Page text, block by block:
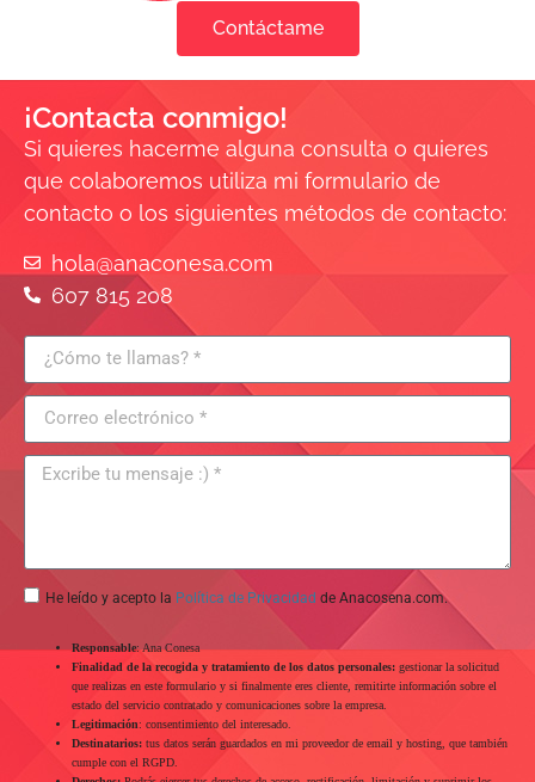
Contáctame
¡Contacta conmigo!
Si quieres hacerme alguna consulta o quieres
que colaboremos utiliza mi formulario de
contacto o los siguientes métodos de contacto:
hola@anaconesa.com
607 815 208
He leído y acepto la Política de Privacidad de Anacosena.com.
Responsable: Ana Conesa
Finalidad de la recogida y tratamiento de los datos personales: gestionar la solicitud
que realizas en este formulario y si finalmente eres cliente, remitirte información sobre el
estado del servicio contratado y comunicaciones sobre la empresa.
Legitimación: consentimiento del interesado.
Destinatarios: tus datos serán guardados en mi proveedor de email y hosting, que también
cumple con el RGPD.